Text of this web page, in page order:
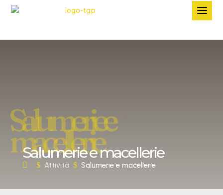
Salumerie e
macellerie
Salumerie e macellerie
$ Attività $ Salumerie e macellerie